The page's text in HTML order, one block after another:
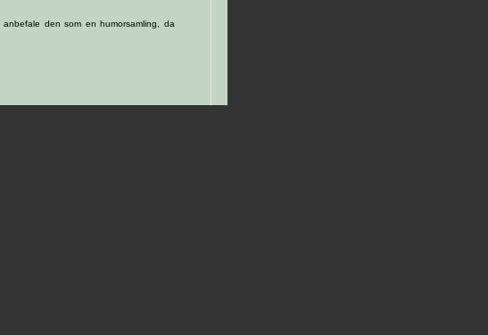
den som en humorsamling, da